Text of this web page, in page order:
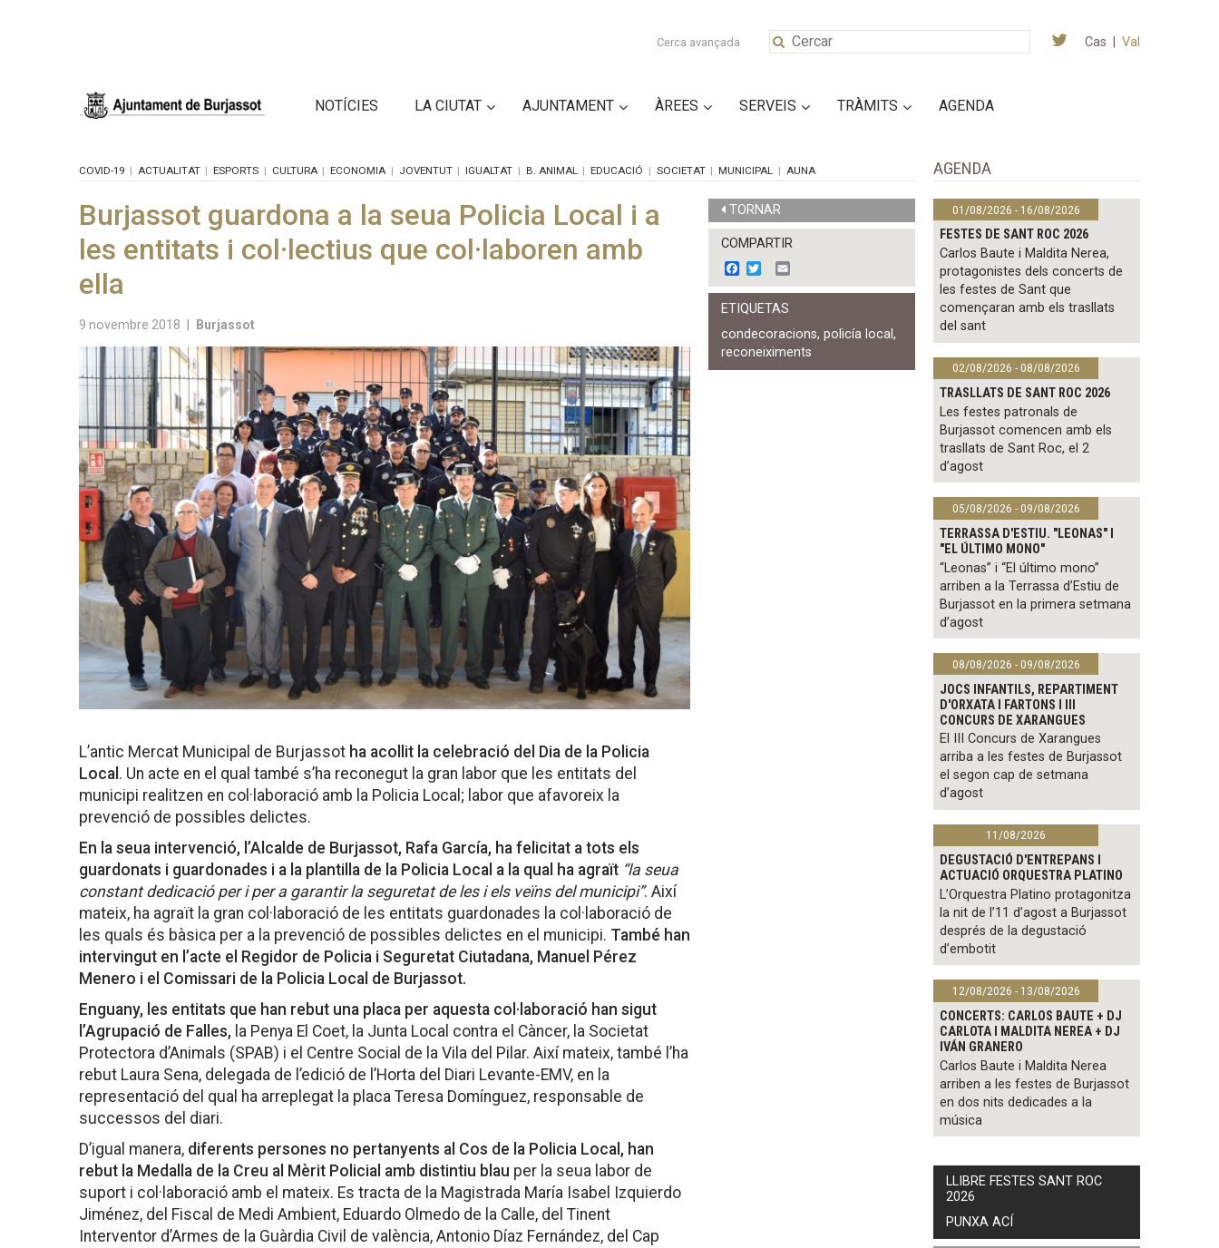
Cerca avançada Cas Val
NOTÍCIES LA CIUTAT AJUNTAMENT ÀREES SERVEIS TRÀMITS AGENDA
COVID-19 ACTUALITAT ESPORTS CULTURA ECONOMIA JOVENTUT IGUALTAT B. ANIMAL EDUCACIÓ SOCIETAT MUNICIPAL AUNA
Burjassot guardona a la seua Policia Local i a
les entitats i col·lectius que col·laboren amb
ella
9 novembre 2018 Burjassot
L’antic Mercat Municipal de Burjassot ha acollit la celebració del Dia de la Policia
Local . Un acte en el qual també s’ha reconegut la gran labor que les entitats del
municipi realitzen en col·laboració amb la Policia Local; labor que afavoreix la
prevenció de possibles delictes.
En la seua intervenció, l’Alcalde de Burjassot, Rafa García, ha felicitat a tots els
guardonats i guardonades i a la plantilla de la Policia Local a la qual ha agraït “la seua
constant dedicació per i per a garantir la seguretat de les i els veïns del municipi”. Així
mateix, ha agraït la gran col·laboració de les entitats guardonades la col·laboració de
les quals és bàsica per a la prevenció de possibles delictes en el municipi. També han
intervingut en l’acte el Regidor de Policia i Seguretat Ciutadana, Manuel Pérez
Menero i el Comissari de la Policia Local de Burjassot.
Enguany, les entitats que han rebut una placa per aquesta col·laboració han sigut
l’Agrupació de Falles, la Penya El Coet, la Junta Local contra el Càncer, la Societat
Protectora d’Animals (SPAB) i el Centre Social de la Vila del Pilar. Així mateix, també l’ha
rebut Laura Sena, delegada de l’edició de l’Horta del Diari Levante-EMV, en la
representació del qual ha arreplegat la placa Teresa Domínguez, responsable de
successos del diari.
D’igual manera, diferents persones no pertanyents al Cos de la Policia Local, han
rebut la Medalla de la Creu al Mèrit Policial amb distintiu blau per la seua labor de
suport i col·laboració amb el mateix. Es tracta de la Magistrada María Isabel Izquierdo
Jiménez, del Fiscal de Medi Ambient, Eduardo Olmedo de la Calle, del Tinent
Interventor d’Armes de la Guàrdia Civil de valència, Antonio Díaz Fernández, del Cap
TORNAR
COMPARTIR
F
a
c
e
o
o
k
w
i
t
e
r
m
a
l
ETIQUETAS
condecoracions,policía local,
reconeiximents
AGENDA
01/08/2026 - 16/08/2026
FESTES DE SANT ROC 2026
Carlos Baute i Maldita Nerea,
protagonistes dels concerts de
les festes de Sant que
començaran amb els trasllats
del sant
02/08/2026 - 08/08/2026
TRASLLATS DE SANT ROC 2026
Les festes patronals de
Burjassot comencen amb els
trasllats de Sant Roc, el 2
d’agost
05/08/2026 - 09/08/2026
TERRASSA D'ESTIU. "LEONAS" I
"EL ÚLTIMO MONO"
“Leonas” i “El último mono”
arriben a la Terrassa d’Estiu de
Burjassot en la primera setmana
d’agost
08/08/2026 - 09/08/2026
JOCS INFANTILS, REPARTIMENT
D'ORXATA I FARTONS I III
CONCURS DE XARANGUES
El III Concurs de Xarangues
arriba a les festes de Burjassot
el segon cap de setmana
d’agost
11/08/2026
DEGUSTACIÓ D'ENTREPANS I
ACTUACIÓ ORQUESTRA PLATINO
L’Orquestra Platino protagonitza
la nit de l’11 d’agost a Burjassot
després de la degustació
d’embotit
12/08/2026 - 13/08/2026
CONCERTS: CARLOS BAUTE + DJ
CARLOTA I MALDITA NEREA + DJ
IVÁN GRANERO
Carlos Baute i Maldita Nerea
arriben a les festes de Burjassot
en dos nits dedicades a la
música
LLIBRE FESTES SANT ROC
2026
PUNXA ACÍ